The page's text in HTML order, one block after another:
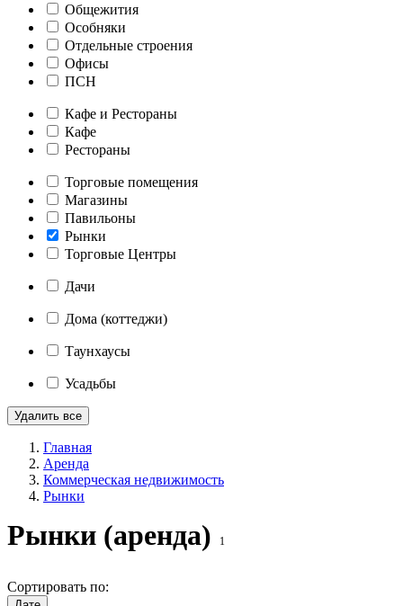
Общежития
Особняки
Отдельные строения
Офисы
ПСН
Кафе и Рестораны
Кафе
Рестораны
Торговые помещения
Магазины
Павильоны
Рынки
Торговые Центры
Дачи
Дома (коттеджи)
Таунхаусы
Усадьбы
Удалить все
Главная
Аренда
Коммерческая недвижимость
Рынки
Рынки (аренда) 1
Сортировать по: